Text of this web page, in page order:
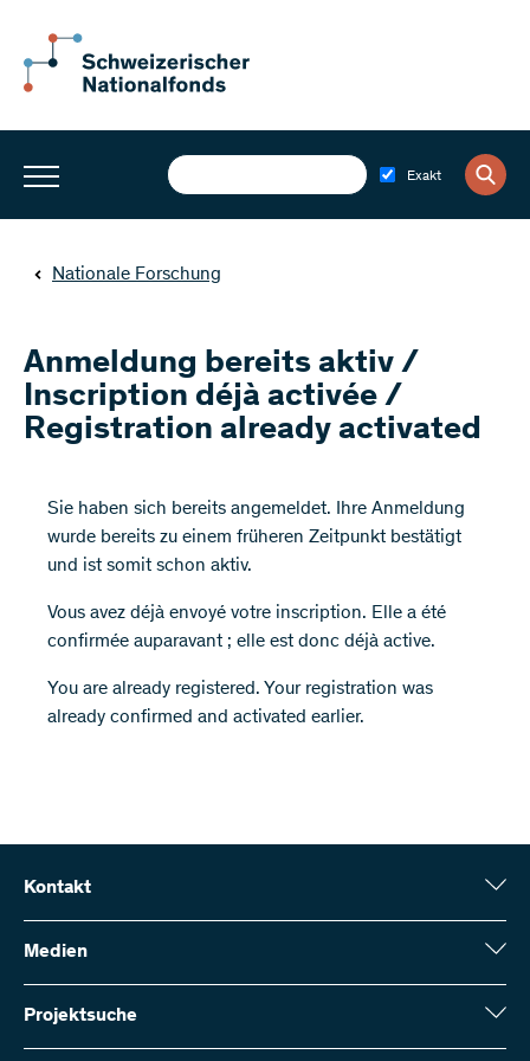
Exakt
Nationale Forschung
Anmeldung bereits aktiv /
Inscription déjà activée /
Registration already activated
​Sie haben sich bereits angemeldet. Ihre Anmeldung
wurde bereits zu einem früheren Zeitpunkt bestätigt
und ist somit schon aktiv.
Vous avez déjà envoyé votre inscription. Elle a été
confirmée auparavant ; elle est donc déjà active.
You are already registered. Your registration was
already confirmed and activated earlier.
Kontakt
Schweizerischer Nationalfonds (SNF)
Wildhainweg 3
Kontakt aufnehmen
Rechnung senden
Medien
Medienauskünfte
Jahresbericht
Projektsuche
Hier finden Sie umfangreiche Informationen zu den vom SNF